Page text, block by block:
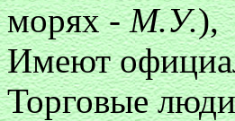
морях -М.У.),
Имеют
Торговые